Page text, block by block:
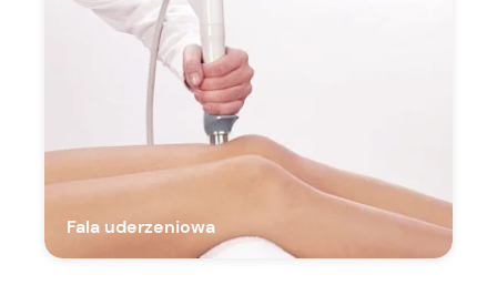
Fala uderzeniowa